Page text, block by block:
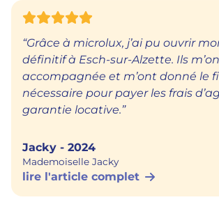
“Grâce à microlux, j’ai pu ouvrir
définitif à Esch-sur-Alzette. Ils
accompagnée et m’ont donné le
nécessaire pour payer les frais
garantie locative.”
Jacky 2024
Mademoiselle Jacky
lire l'article complet